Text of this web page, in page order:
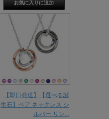
【即日発送】【選べる誕
生石】ペア ネックレス シ
ルバー リン...